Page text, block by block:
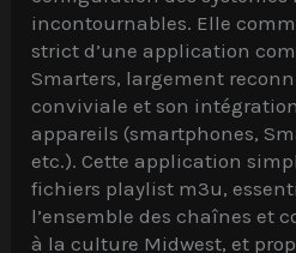
incontournables. Elle
strict d’une application
Smarters, largement
conviviale et son
appareils (smartphones,
etc.). Cette application
fichiers playlist m3u,
l’ensemble des chaînes et
à la culture Midwest, et